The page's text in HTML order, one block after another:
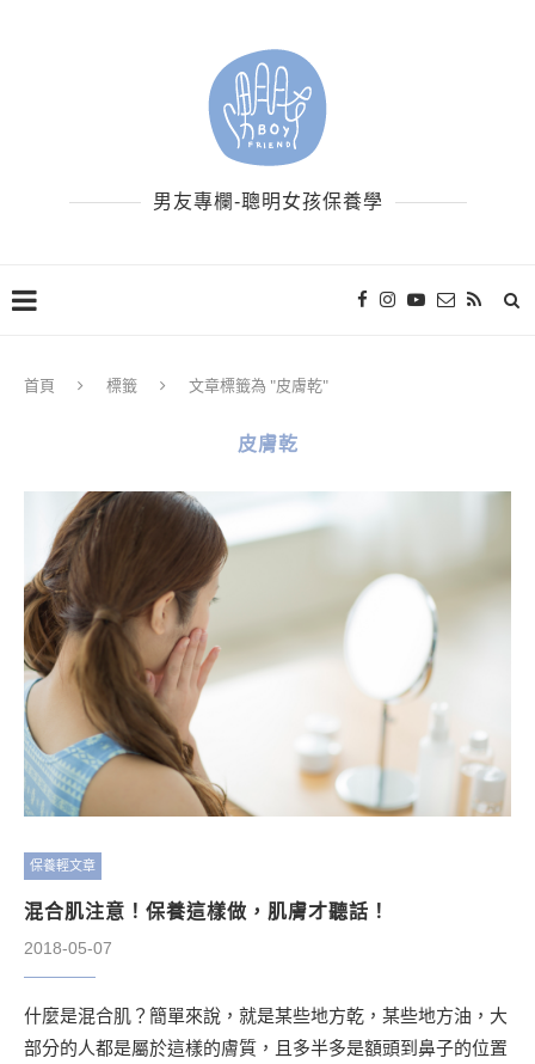
男友專欄-聰明女孩保養學
首頁 標籤 文章標籤為 "皮膚乾"
皮膚乾
保養輕文章
混合肌注意！保養這樣做，肌膚才聽話！
2018-05-07
什麼是混合肌？簡單來說，就是某些地方乾，某些地方油，大
部分的人都是屬於這樣的膚質，且多半多是額頭到鼻子的位置